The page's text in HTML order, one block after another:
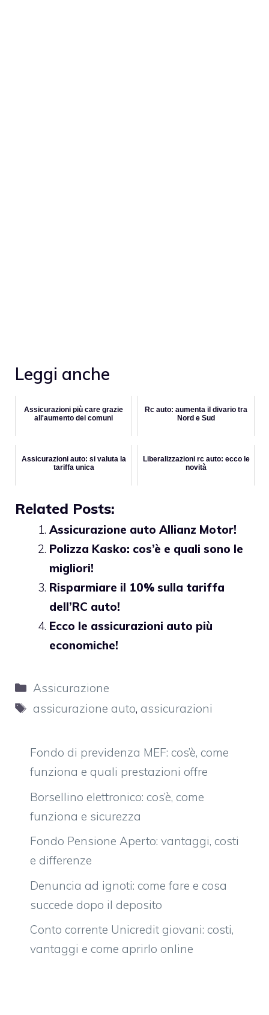
Leggi anche
Assicurazioni più care grazie
all'aumento dei comuni
Rc auto: aumenta il divario tra
Nord e Sud
Assicurazioni auto: si valuta la
tariffa unica
Liberalizzazioni rc auto: ecco le
novità
Related Posts:
Assicurazione auto Allianz Motor!
Polizza Kasko: cos’è e quali sono le
migliori!
Risparmiare il 10% sulla tariffa
dell’RC auto!
Ecco le assicurazioni auto più
economiche!
Categorie
Assicurazione
Tag
assicurazione auto, assicurazioni
Fondo di previdenza MEF: cos’è, come
funziona e quali prestazioni offre
Borsellino elettronico: cos’è, come
funziona e sicurezza
Fondo Pensione Aperto: vantaggi, costi
e differenze
Denuncia ad ignoti: come fare e cosa
succede dopo il deposito
Conto corrente Unicredit giovani: costi,
vantaggi e come aprirlo online